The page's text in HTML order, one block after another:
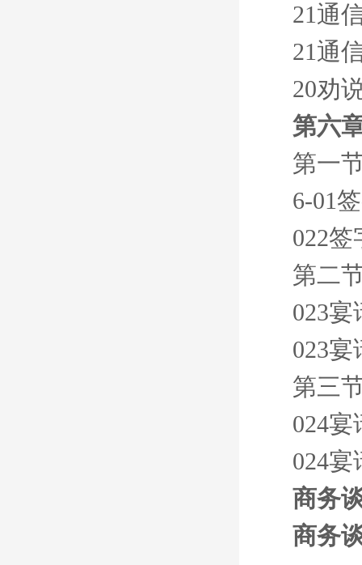
21通
21通
20劝
第六
第一
6-01
022签
第二
023
023
第三
024
024
商务
商务